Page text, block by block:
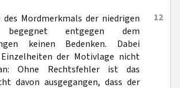
12
des Mordmerkmals der niedrigen
begegnet entgegen dem
keinen Bedenken. Dabei
der Motivlage nicht
Ohne Rechtsfehler ist das
davon ausgegangen, dass der